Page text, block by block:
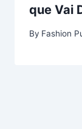
que Vai
By Fashion